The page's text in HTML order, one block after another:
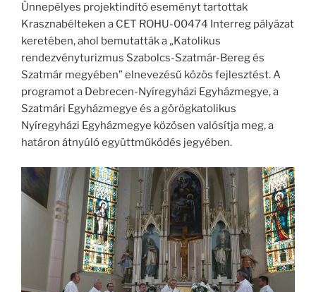
Ünnepélyes projektindító eseményt tartottak
Krasznabélteken a CET ROHU-00474 Interreg pályázat
keretében, ahol bemutatták a „Katolikus
rendezvényturizmus Szabolcs-Szatmár-Bereg és
Szatmár megyében” elnevezésű közös fejlesztést. A
programot a Debrecen-Nyíregyházi Egyházmegye, a
Szatmári Egyházmegye és a görögkatolikus
Nyíregyházi Egyházmegye közösen valósítja meg, a
határon átnyúló együttműködés jegyében.